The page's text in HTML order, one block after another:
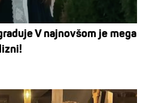
V najnovšom je mega